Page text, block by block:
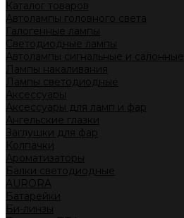
Каталог товаров
Автолампы головного света
Галогенные лампы
Светодиодные лампы
Автолампы сигнальные и салонные
Лампы накаливания
Лампы светодиодные
Аксессуары
Аксессуары для ламп и фар
Ангельские глазки
Заглушки для фар
Колпачки
Ароматизаторы
Балки светодиодные
AURORA
Батарейки
Би-линзы